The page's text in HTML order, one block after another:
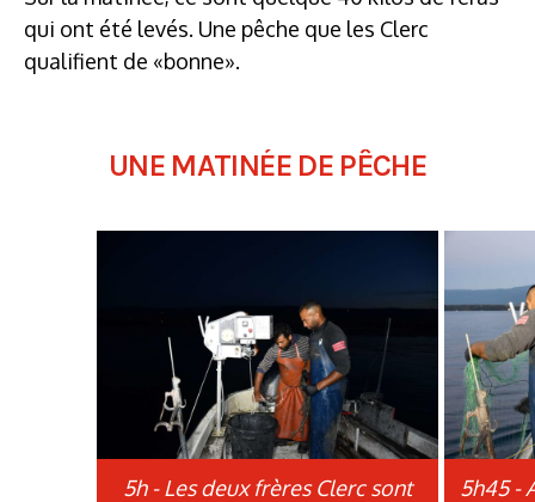
qui ont été levés. Une pêche que les Clerc
qualifient de «bonne».
UNE MATINÉE DE PÊCHE
5h - Les deux frères Clerc sont
5h45 -